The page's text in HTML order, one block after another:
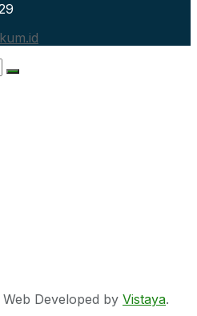
Web Developed by Vistaya.